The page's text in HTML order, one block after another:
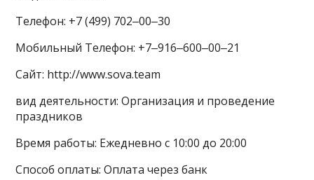
Телефон: +7 (499) 702‒00‒30
Мобильный Телефон: +7‒916‒600‒00‒21
Сайт: http://www.sova.team
вид деятельности: Организация и проведение
праздников
Время работы: Ежедневно с 10:00 до 20:00
Способ оплаты: Оплата через банк